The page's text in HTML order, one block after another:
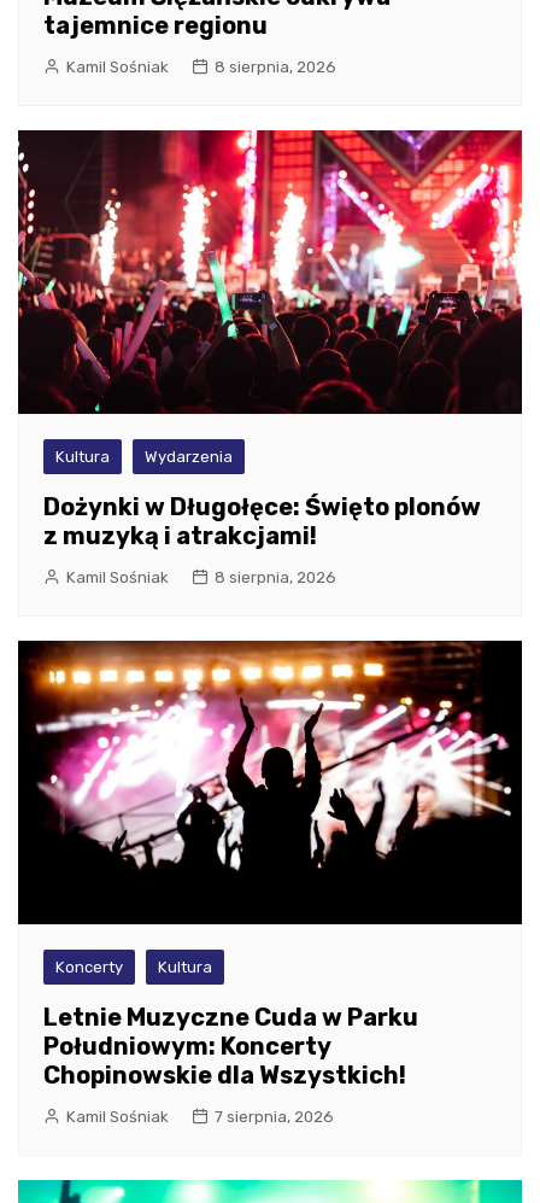
tajemnice regionu
Kamil Sośniak 8 sierpnia, 2026
Kultura Wydarzenia
Dożynki w Długołęce: Święto plonów
z muzyką i atrakcjami!
Kamil Sośniak 8 sierpnia, 2026
Koncerty Kultura
Letnie Muzyczne Cuda w Parku
Południowym: Koncerty
Chopinowskie dla Wszystkich!
Kamil Sośniak 7 sierpnia, 2026